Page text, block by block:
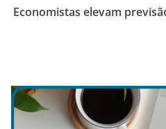
Economistas elevam